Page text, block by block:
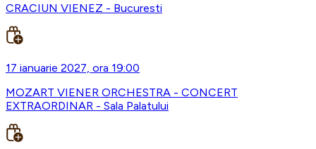
CRACIUN VIENEZ - Bucuresti
17 ianuarie 2027, ora 19:00
MOZART VIENER ORCHESTRA - CONCERT
EXTRAORDINAR - Sala Palatului